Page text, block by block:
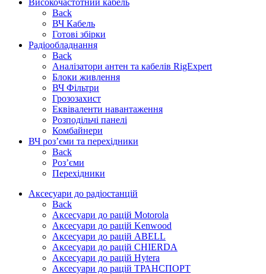
Високочастотний кабель
Back
ВЧ Кабель
Готові збірки
Радіообладнання
Back
Аналізатори антен та кабелів RigExpert
Блоки живлення
ВЧ Фільтри
Грозозахист
Еквіваленти навантаження
Розподільчі панелі
Комбайнери
ВЧ роз’єми та перехідники
Back
Роз’єми
Перехідники
Аксесуари до радіостанцій
Back
Аксесуари до рацій Motorola
Аксесуари до рацій Kenwood
Аксесуари до рацій ABELL
Аксесуари до рацій CHIERDA
Аксесуари до рацій Hytera
Аксесуари до рацій ТРАНСПОРТ